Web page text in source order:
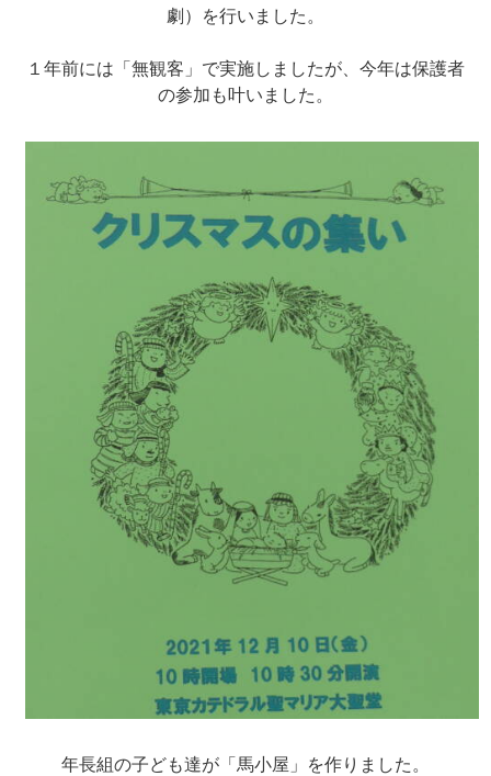
劇）を行いました。
１年前には「無観客」で実施しましたが、今年は保護者
の参加も叶いました。
年長組の子ども達が「馬小屋」を作りました。